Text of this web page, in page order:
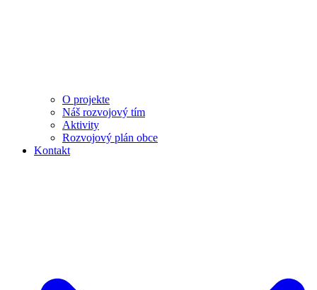
O projekte
Náš rozvojový tím
Aktivity
Rozvojový plán obce
Kontakt